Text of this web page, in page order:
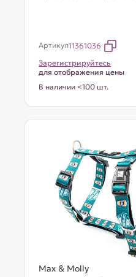
Артикул11361036
Зарегистрируйтесь
для отображения цены
В наличии <100 шт.
Max & Molly